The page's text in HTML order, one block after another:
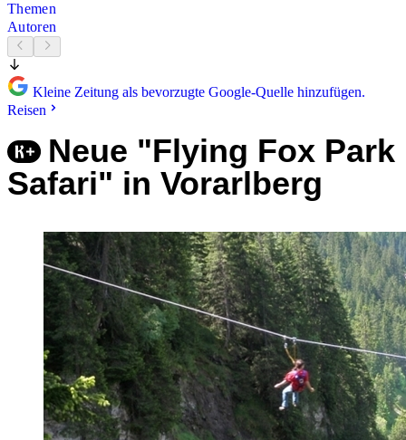
Themen
Autoren
Kleine Zeitung als bevorzugte Google-Quelle hinzufügen.
Reisen
Neue "Flying Fox Park
Safari" in Vorarlberg